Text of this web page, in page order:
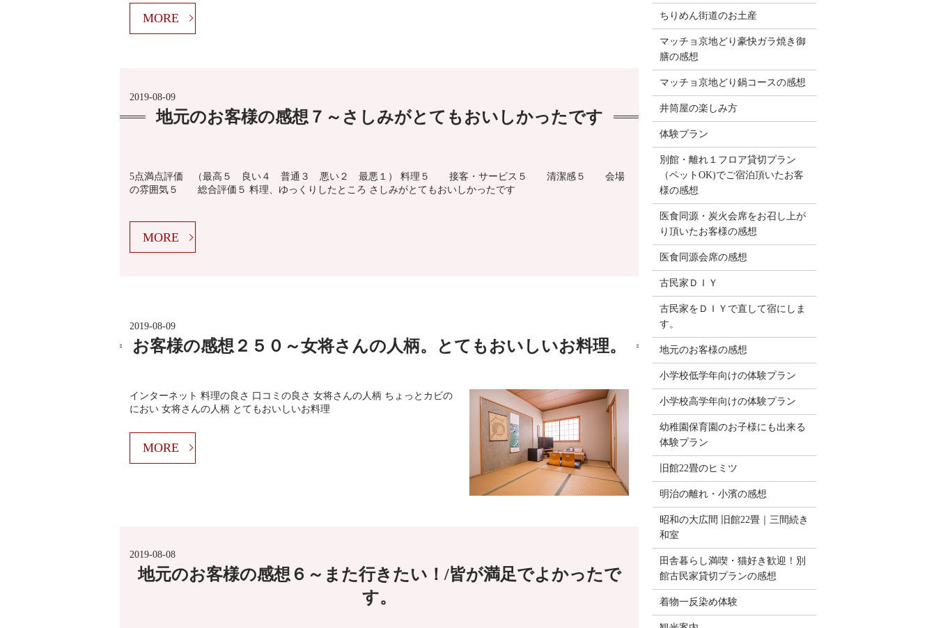
MORE
2019-08-09
地元のお客様の感想７～さしみがとてもおいしかったです
5点満点評価 （最高５ 良い４ 普通３ 悪い２ 最悪１） 料理５ 接客・サービス５ 清潔感５ 会場
の雰囲気５ 総合評価５ 料理、ゆっくりしたところ さしみがとてもおいしかったです
MORE
2019-08-09
お客様の感想２５０～女将さんの人柄。とてもおいしいお料理。
インターネット 料理の良さ 口コミの良さ 女将さんの人柄 ちょっとカビの
におい 女将さんの人柄 とてもおいしいお料理
MORE
2019-08-08
地元のお客様の感想６～また行きたい！/皆が満足でよかったで
す。
ちりめん街道のお土産
マッチョ京地どり豪快ガラ焼き御
膳の感想
マッチョ京地どり鍋コースの感想
井筒屋の楽しみ方
体験プラン
別館・離れ１フロア貸切プラン
（ペットOK)でご宿泊頂いたお客
様の感想
医食同源・炭火会席をお召し上が
り頂いたお客様の感想
医食同源会席の感想
古民家ＤＩＹ
古民家をＤＩＹで直して宿にしま
す。
地元のお客様の感想
小学校低学年向けの体験プラン
小学校高学年向けの体験プラン
幼稚園保育園のお子様にも出来る
体験プラン
旧館22畳のヒミツ
明治の離れ・小濱の感想
昭和の大広間 旧館22畳｜三間続き
和室
田舎暮らし満喫・猫好き歓迎！別
館古民家貸切プランの感想
着物一反染め体験